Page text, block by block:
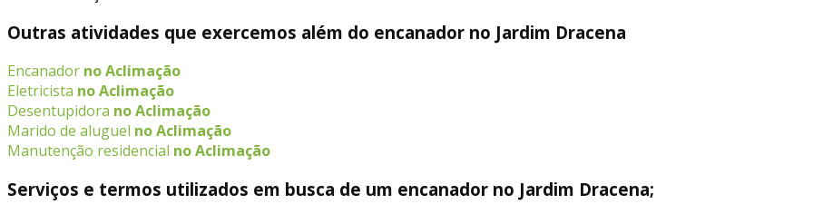
Outras atividades que exercemos além do encanador no Jardim Dracena
Encanador no Aclimação
Eletricista no Aclimação
Desentupidora no Aclimação
Marido de aluguel no Aclimação
Manutenção residencial no Aclimação
Serviços e termos utilizados em busca de um encanador no Jardim Dracena;